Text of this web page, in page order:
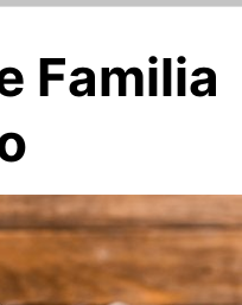
Familia